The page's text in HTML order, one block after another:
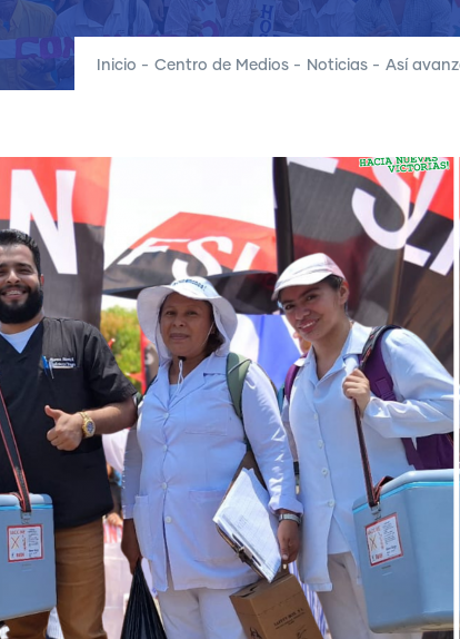
Inicio - Centro de Medios - Noticias - Así